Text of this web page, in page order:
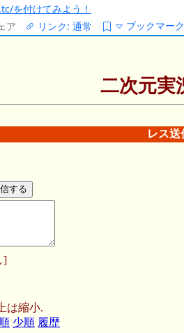
を付けてみよう！
ア リンク: 通常 ブックマーク